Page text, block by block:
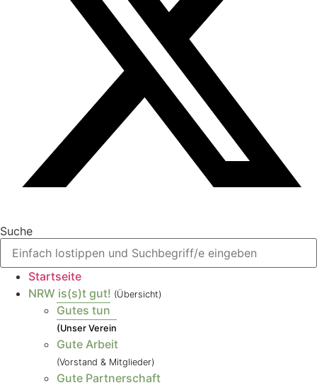
Suche
Startseite
NRW is(s)t gut! (Übersicht)
Gutes tun
(Unser Verein
Gute Arbeit
(Vorstand & Mitglieder)
Gute Partnerschaft